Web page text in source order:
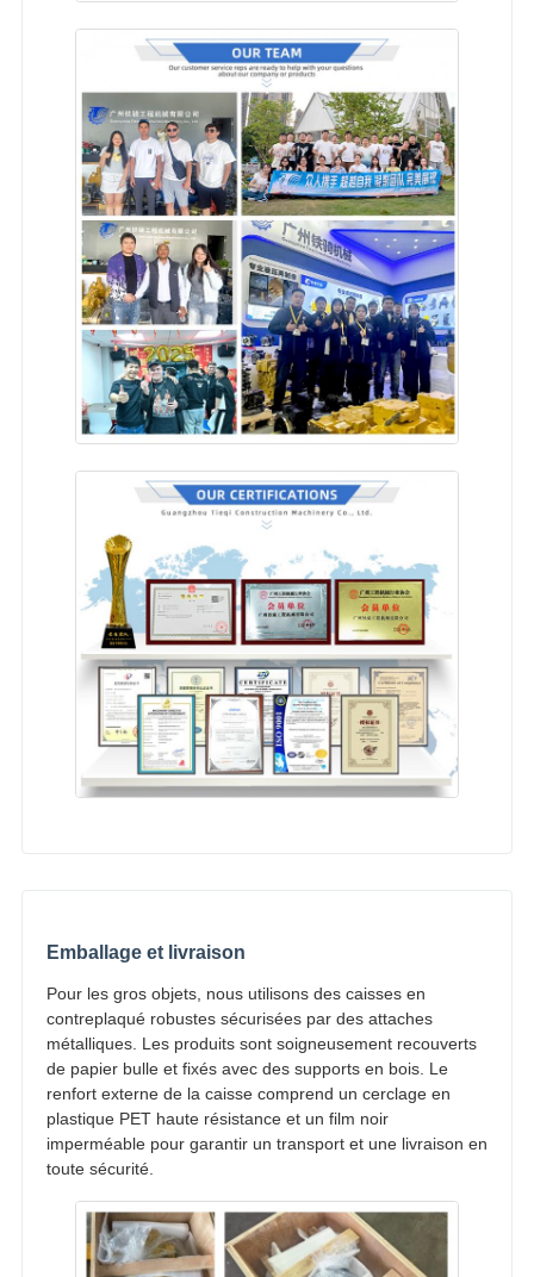
Emballage et livraison
Pour les gros objets, nous utilisons des caisses en
contreplaqué robustes sécurisées par des attaches
métalliques. Les produits sont soigneusement recouverts
de papier bulle et fixés avec des supports en bois. Le
renfort externe de la caisse comprend un cerclage en
plastique PET haute résistance et un film noir
imperméable pour garantir un transport et une livraison en
toute sécurité.